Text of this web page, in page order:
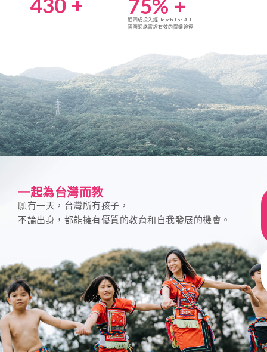
75% +
近四成投入經 Teach For All
國際網絡實證有效的關鍵途徑
一起為台灣而教
願有一天，台灣所有孩子，
不論出身，都能擁有優質的教育和自我發展的機會。